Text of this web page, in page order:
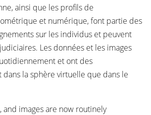
ainsi que les profils de
et numérique, font partie des
sur les individus et peuvent
Les données et les images
et ont des
dans la sphère virtuelle que dans le
and images are now routinely